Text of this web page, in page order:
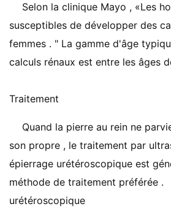
Selon la clinique Mayo , «Les
susceptibles de développer des
femmes . " La gamme d'âge
calculs rénaux est entre les âges
Traitement
Quand la pierre au rein ne
son propre , le traitement par
épierrage urétéroscopique est
méthode de traitement préférée .
urétéroscopique